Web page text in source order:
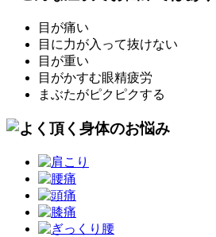
目が痛い
目に力が入って抜けない
目が重い
目がかすむ眼精疲労
まぶたがピクピクする